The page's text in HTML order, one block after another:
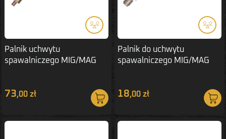
Palnik uchwytu
spawalniczego MIG/MAG
73,00 zł
Palnik do uchwytu
spawalniczego MIG/MAG
18,00 zł